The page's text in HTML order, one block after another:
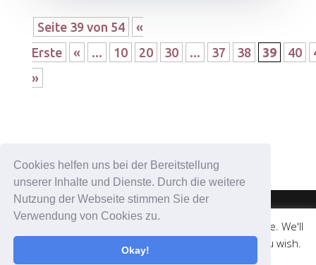
Cookies helfen uns bei der Bereitstellung
unserer Inhalte und Dienste. Durch die weitere
Nutzung der Webseite stimmen Sie der
Verwendung von Cookies zu.
Okay!
Seite 39 von 54
«
Erste
« ... 10 20 30 ... 37 38 39 40
»
info@coronadatencheck.com
This website uses cookies to improve your experience. We'll
assume you're ok with this, but you can opt-out if you wish.